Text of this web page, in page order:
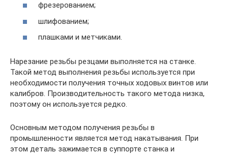
фрезерованием;
шлифованием;
плашками и метчиками.
Нарезание резьбы резцами выполняется на станке.
Такой метод выполнения резьбы используется при
необходимости получения точных ходовых винтов или
калибров. Производительность такого метода низка,
поэтому он используется редко.
Основным методом получения резьбы в
промышленности является метод накатывания. При
этом деталь зажимается в суппорте станка и